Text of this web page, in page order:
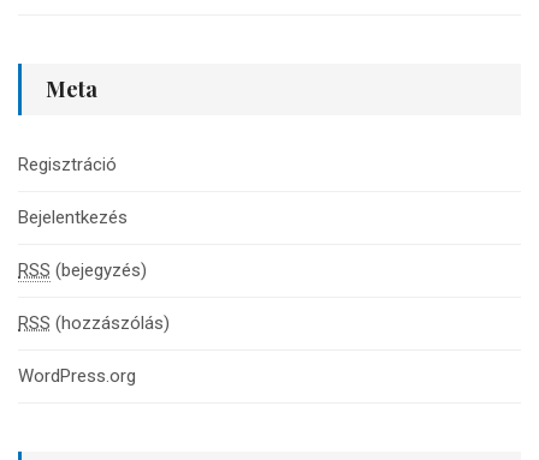
Meta
Regisztráció
Bejelentkezés
RSS (bejegyzés)
RSS (hozzászólás)
WordPress.org